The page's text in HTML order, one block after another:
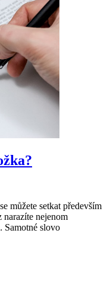
můžete setkat především
nejenom
Samotné slovo